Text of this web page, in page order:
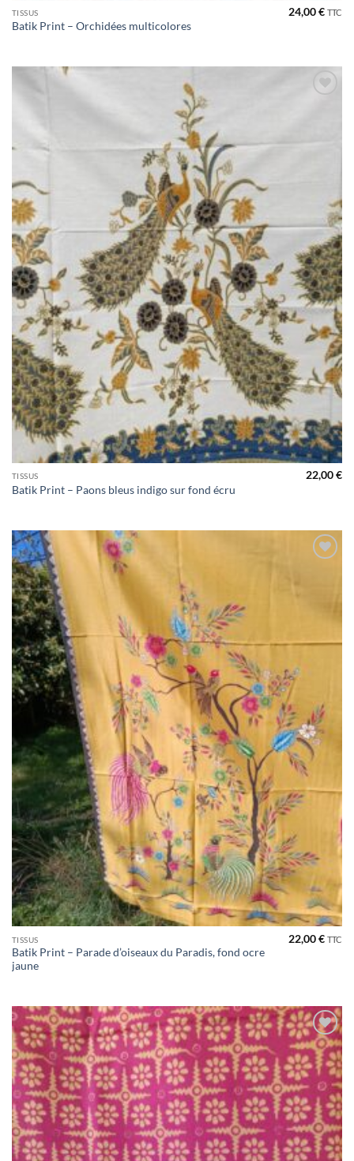
TISSUS
Batik Print – Orchidées multicolores
24,00€ TTC
TISSUS
Batik Print – Paons bleus indigo sur fond écru
22,00€
TISSUS
Batik Print – Parade d’oiseaux du Paradis, fond ocre
jaune
22,00€ TTC
Ajouter
à la liste
de
souhaits